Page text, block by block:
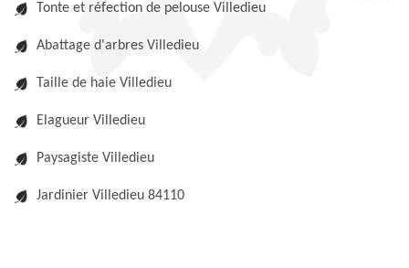
Tonte et réfection de pelouse Villedieu
Abattage d'arbres Villedieu
Taille de haie Villedieu
Elagueur Villedieu
Paysagiste Villedieu
Jardinier Villedieu 84110